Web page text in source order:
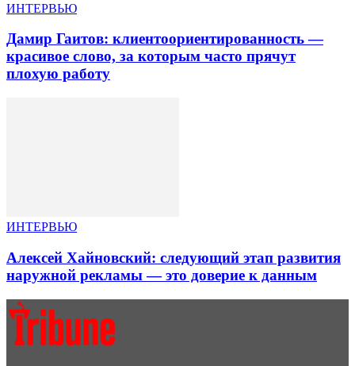
ИНТЕРВЬЮ
Дамир Гаитов: клиентоориентированность —
красивое слово, за которым часто прячут
плохую работу
ИНТЕРВЬЮ
Алексей Хайновский: следующий этап развития
наружной рекламы — это доверие к данным